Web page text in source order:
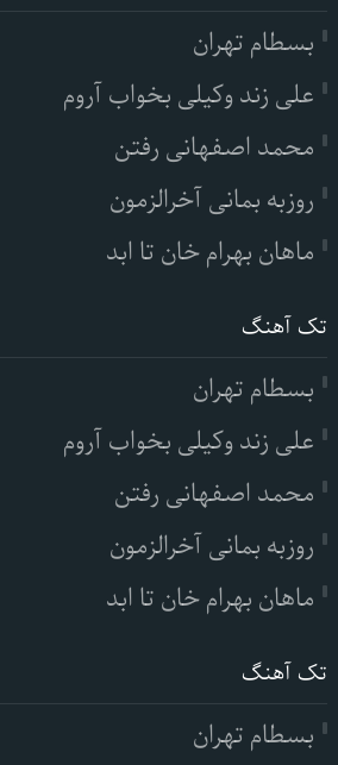
بسطام تهران
علی زند وکیلی بخواب آروم
محمد اصفهانی رفتن
روزبه بمانی آخرالزمون
ماهان بهرام خان تا ابد
تک آهنگ
بسطام تهران
علی زند وکیلی بخواب آروم
محمد اصفهانی رفتن
روزبه بمانی آخرالزمون
ماهان بهرام خان تا ابد
تک آهنگ
بسطام تهران